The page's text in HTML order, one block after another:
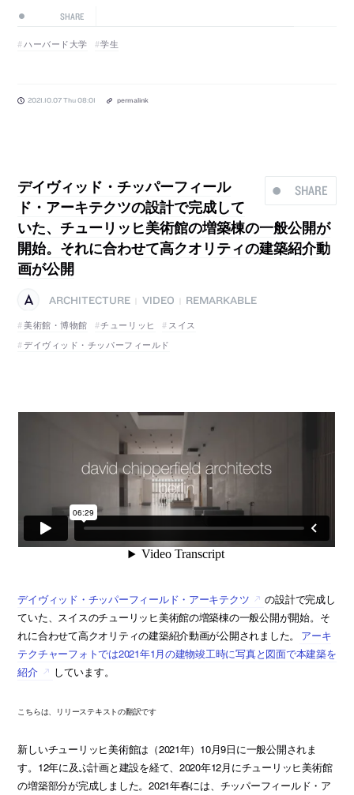
SHARE
ハーバード大学 学生
2021.10.07 Thu 08:01 permalink
SHARE
デイヴィッド・チッパーフィール
ド・アーキテクツの設計で完成して
いた、チューリッヒ美術館の増築棟の一般公開が
開始。それに合わせて高クオリティの建築紹介動
画が公開
ARCHITECTURE VIDEO
REMARKABLE
美術館・博物館
チューリッヒ
スイス
デイヴィッド・チッパーフィールド
デイヴィッド・チッパーフィールド・アーキテクツ
の設計で完成し
ていた、スイスのチューリッヒ美術館の増築棟の一般公開が開始。そ
れに合わせて高クオリティの建築紹介動画が公開されました。
アーキ
テクチャーフォトでは2021年1月の建物竣工時に写真と図面で本建築を
紹介
しています。
こちらは、リリーステキストの翻訳です
新しいチューリッヒ美術館は（2021年）10月9日に一般公開されま
す。12年に及ぶ計画と建設を経て、2020年12月にチューリッヒ美術館
の増築部分が完成しました。2021年春には、チッパーフィールド・ア